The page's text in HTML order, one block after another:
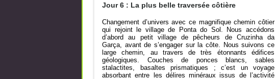
Jour 6 : La plus belle traversée côtière
Changement d’univers avec ce magnifique chemin côtier
qui rejoint le village de Ponta do Sol. Nous accédons
d’abord au petit village de pêcheurs de Cruzinha da
Garça, avant de s’engager sur la côte. Nous suivons ce
large chemin, au travers de très étonnants édifices
géologiques. Couches de ponces blancs, sables
stalactites, basaltes prismatiques ; c’est un voyage
absorbant entre les délires minéraux issus de l’activité